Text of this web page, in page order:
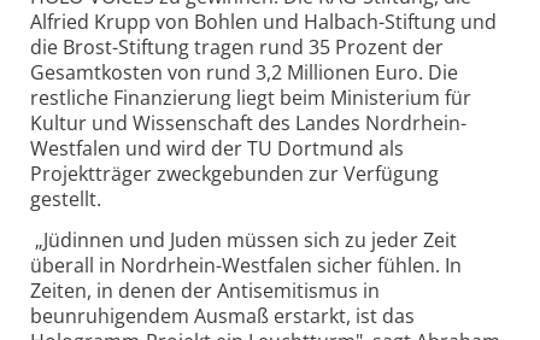
Alfried Krupp von Bohlen und Halbach-Stiftung und
die Brost-Stiftung tragen rund 35 Prozent der
Gesamtkosten von rund 3,2 Millionen Euro. Die
restliche Finanzierung liegt beim Ministerium für
Kultur und Wissenschaft des Landes Nordrhein-
Westfalen und wird der TU Dortmund als
Projektträger zweckgebunden zur Verfügung
gestellt.
„Jüdinnen und Juden müssen sich zu jeder Zeit
überall in Nordrhein-Westfalen sicher fühlen. In
Zeiten, in denen der Antisemitismus in
beunruhigendem Ausmaß erstarkt, ist das